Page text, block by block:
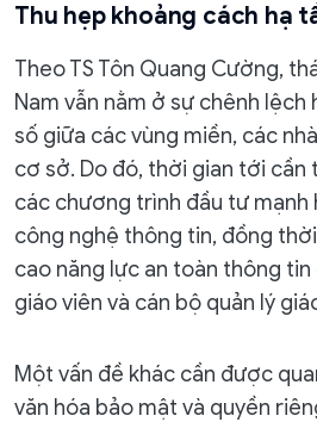
Thu hẹp khoảng cách hạ
Theo TS Tôn Quang Cường,
Nam vẫn nằm ở sự chênh lệch
số giữa các vùng miền, các
cơ sở. Do đó, thời gian tới
các chương trình đầu tư mạnh
công nghệ thông tin, đồng
cao năng lực an toàn thông
giáo viên và cán bộ quản lý
Một vấn đề khác cần được
văn hóa bảo mật và quyền